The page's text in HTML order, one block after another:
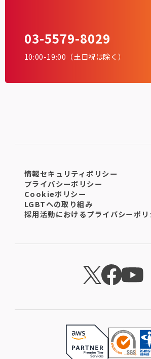
03-5579-8029
10:00-19:00（土日祝は除く）
情報セキュリティポリシー
プライバシーポリシー
Cookieポリシー
LGBTへの取り組み
採用活動におけるプライバシーポリ